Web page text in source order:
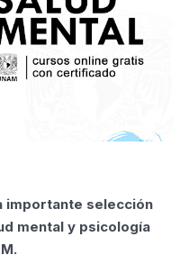
importante selección
mental y psicología